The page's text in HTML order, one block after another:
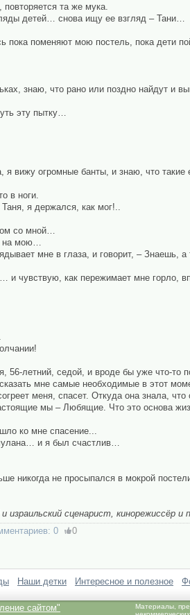
та же мука.
детей… снова ищу ее взгляд – Тани…
пока поменяют мою постель, пока дети
знаю, что рано или поздно найдут и
эту пытку…
я вижу огромные банты, и знаю, что такие
в ноги.
я держался, как мог!..
со мной…
на мою…
мне в глаза, и говорит, – Знаешь,
и чувствую, как пережимает мне горло,
56-летний, седой, и вроде бы уже что-то
мне самые необходимые в этот
меня, спасет. Откуда она знала,
мы – Любящие. Что это основа
ко мне спасение...
и я был счастлив…
никогда не просыпался в мокрой
израильский сценарист, кинорежиссёр и
0 0
Наши детки Интересное и полезное
сайтом"
Материалы,